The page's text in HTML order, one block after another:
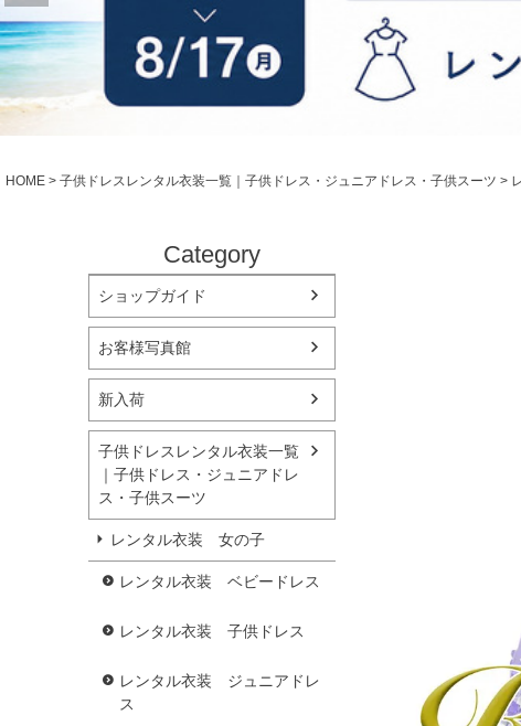
女の子ドレス 男の子スーツ
シューズ 小物・アクセ
アウター レディース
Recital & Concours
舞台で輝くステージ衣装
Wedding
測り方と目安
Angel's Closetについて
創業2003年からの想い
Atelier
実店舗 つくば店
Tsukuba Boutique
〒 茨城県土浦市大町14-16-1F
10:00–18:00（完全予約制）
月曜日
店舗を予約する →
HOME 子供ドレスレンタル衣装一覧｜子供ドレス・ジュニアドレス・子供スーツ
Category
ショップガイド
お客様写真館
新入荷
子供ドレスレンタル衣装一覧
｜子供ドレス・ジュニアドレ
ス・子供スーツ
レンタル衣装 女の子
レンタル衣装 ベビードレス
レンタル衣装 子供ドレス
レンタル衣装 ジュニアドレ
ス